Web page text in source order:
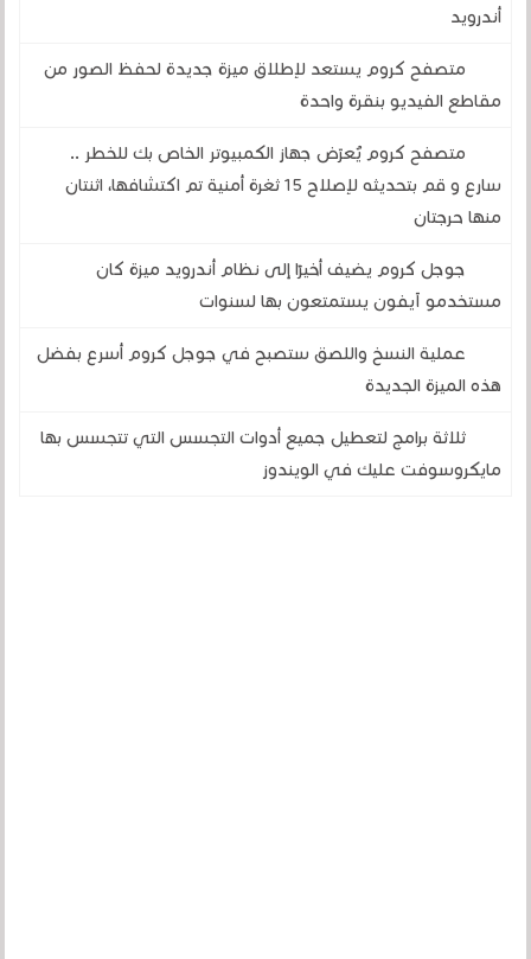
أندرويد
متصفح كروم يستعد لإطلاق ميزة جديدة لحفظ الصور من
مقاطع الفيديو بنقرة واحدة
متصفح كروم يُعرّض جهاز الكمبيوتر الخاص بك للخطر ..
سارع و قم بتحديثه لإصلاح 15 ثغرة أمنية تم اكتشافها، اثنتان
منها حرجتان
جوجل كروم يضيف أخيرًا إلى نظام أندرويد ميزة كان
مستخدمو آيفون يستمتعون بها لسنوات
عملية النسخ واللصق ستصبح في جوجل كروم أسرع بفضل
هذه الميزة الجديدة
ثلاثة برامج لتعطيل جميع أدوات التجسس التي تتجسس بها
مايكروسوفت عليك في الويندوز